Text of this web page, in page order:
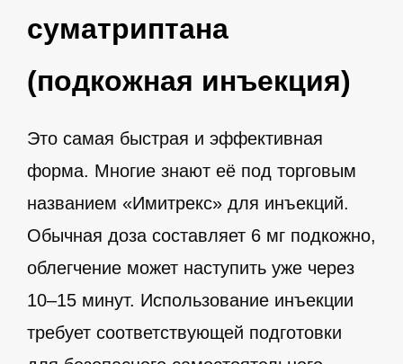
суматриптана
(подкожная инъекция)
Это самая быстрая и эффективная
форма. Многие знают её под торговым
названием «Имитрекс» для инъекций.
Обычная доза составляет 6 мг подкожно,
облегчение может наступить уже через
10–15 минут. Использование инъекции
требует соответствующей подготовки